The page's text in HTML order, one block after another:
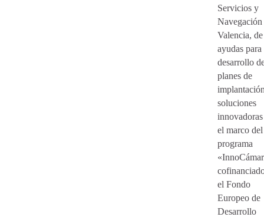
Servicios y
Navegación
Valencia, de
ayudas para
desarrollo
planes de
soluciones
el marco del
programa
el Fondo
Europeo de
Desarrollo